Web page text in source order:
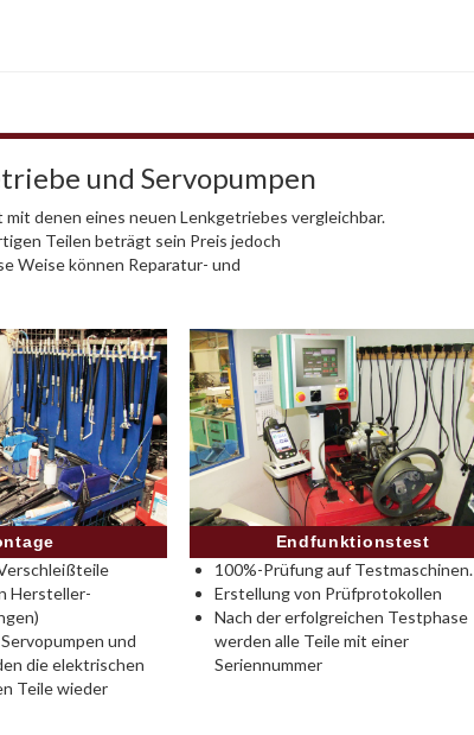
und Servopumpen
denen eines neuen Lenkgetriebes vergleichbar.
Teilen beträgt sein Preis jedoch
Weise können Reparatur- und
Hersteller-
und
die elektrischen
Teile wieder
Endfunktionstest
100%-Prüfung auf Testmaschinen.
Erstellung von Prüfprotokollen
Nach der erfolgreichen Testphase
werden alle Teile mit einer
Seriennummer